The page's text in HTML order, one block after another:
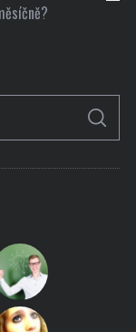
S
A
C